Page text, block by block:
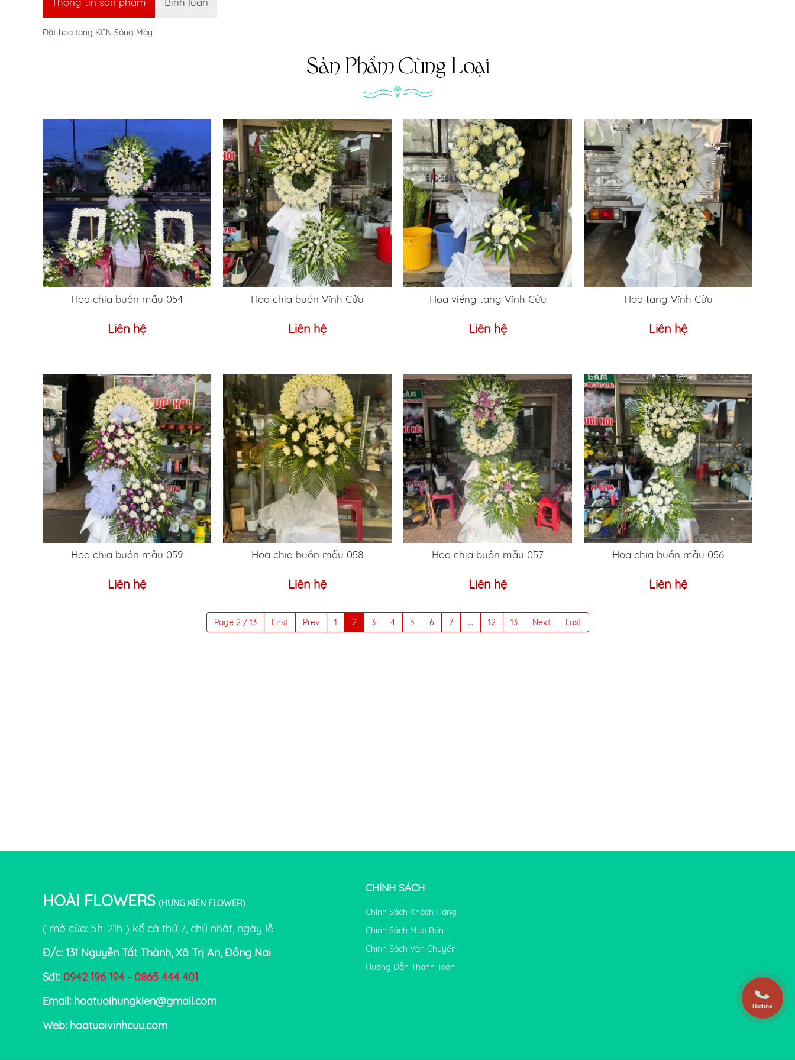
Đặt hoa tang KCN Sông Mây
Sản Phẩm Cùng Loại
Hoa chia buồn mẫu 054
Liên hệ
Hoa chia buồn Vĩnh Cửu
Liên hệ
Hoa viếng tang Vĩnh Cửu
Liên hệ
Hoa tang Vĩnh Cửu
Liên hệ
Hoa chia buồn mẫu 059
Liên hệ
Hoa chia buồn mẫu 058
Liên hệ
Hoa chia buồn mẫu 057
Liên hệ
Hoa chia buồn mẫu 056
Liên hệ
Page 2 / 13 First Prev 1 2 3 4 5 6 7 ... 12 13 Next Last
HOÀI FLOWERS (HƯNG KIÊN FLOWER)
( mở cửa: 5h-21h ) kể cả thứ 7, chủ nhật, ngày lễ
Đ/c: 131 Nguyễn Tất Thành, Xã Trị An, Đồng Nai
Sđt: 0942 196 194 - 0865 444 401
Email: hoatuoihungkien@gmail.com
Web: hoatuoivinhcuu.com
CHÍNH SÁCH
Chính Sách Khách Hàng
Chính Sách Mua Bán
Chính Sách Vận Chuyển
Hướng Dẫn Thanh Toán
Hotline